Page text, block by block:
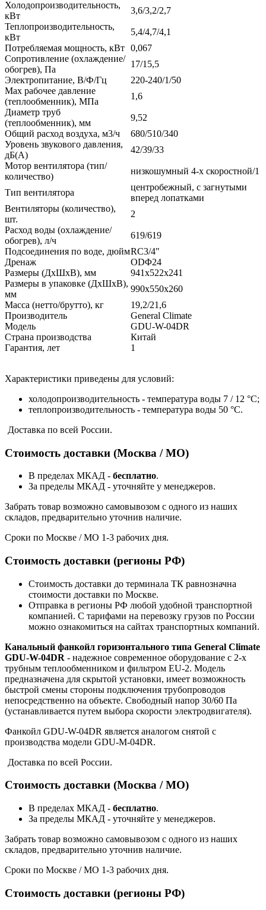
Холодопроизводительность,
кВт
3,6/3,2/2,7
Теплопроизводительность,
кВт
5,4/4,7/4,1
Потребляемая мощность, кВт 0,067
Сопротивление (охлаждение/
обогрев), Па
17/15,5
Электропитание, В/Ф/Гц
220-240/1/50
Max рабочее давление
(теплообменник), МПа
1,6
Диаметр труб
(теплообменник), мм
9,52
Общий расход воздуха, м3/ч
680/510/340
Уровень звукового давления,
дБ(А)
42/39/33
Мотор вентилятора (тип/
количество)
низкошумный 4-х скоростной/1
Тип вентилятора
центробежный, с загнутыми
вперед лопатками
Вентиляторы (количество),
шт.
2
Расход воды (охлаждение/
обогрев), л/ч
619/619
Подсоединения по воде, дюймRC3/4"
Дренаж
ODΦ24
Размеры (ДxШxВ), мм
941x522x241
Размеры в упаковке (ДxШxВ),
мм
990x550x260
Масса (нетто/брутто), кг
19,2/21,6
Производитель
General Climate
Модель
GDU-W-04DR
Страна производства
Китай
Гарантия, лет
1
Характеристики приведены для условий:
холодопроизводительность - температура воды 7 / 12 °С;
теплопроизводительность - температура воды 50 °С.
Доставка по всей России.
Стоимость доставки (Москва / МО)
В пределах МКАД - бесплатно.
За пределы МКАД - уточняйте у менеджеров.
Забрать товар возможно самовывозом с одного из наших
складов, предварительно уточнив наличие.
Сроки по Москве / МО 1-3 рабочих дня.
Стоимость доставки (регионы РФ)
Стоимость доставки до терминала ТК равнозначна
стоимости доставки по Москве.
Отправка в регионы РФ любой удобной транспортной
компанией. С тарифами на перевозку грузов по России
можно ознакомиться на сайтах транспортных компаний.
Канальный фанкойл горизонтального типа General Climate
GDU-W-04DR - надежное современное оборудование с 2-х
трубным теплообменником и фильтром EU-2. Модель
предназначена для скрытой установки, имеет возможность
быстрой смены стороны подключения трубопроводов
непосредственно на объекте. Свободный напор 30/60 Па
(устанавливается путем выбора скорости электродвигателя).
Фанкойл GDU-W-04DR является аналогом снятой с
производства модели GDU-M-04DR.
Доставка по всей России.
Стоимость доставки (Москва / МО)
В пределах МКАД - бесплатно.
За пределы МКАД - уточняйте у менеджеров.
Забрать товар возможно самовывозом с одного из наших
складов, предварительно уточнив наличие.
Сроки по Москве / МО 1-3 рабочих дня.
Стоимость доставки (регионы РФ)